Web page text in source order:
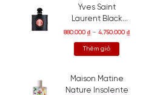
Yves Saint
Laurent Black
Opium EDP
880.000₫ –4.750.000₫
Thêm giỏ
Maison Matine
Nature Insolente